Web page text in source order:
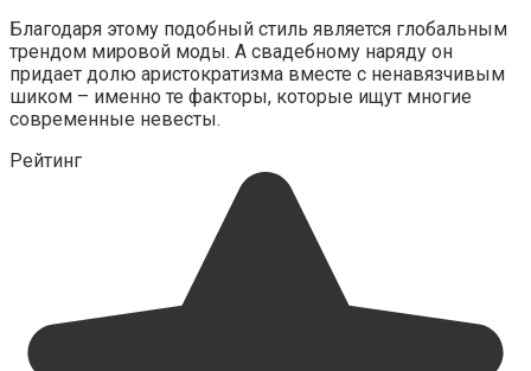
Благодаря этому подобный стиль является глобальным
трендом мировой моды. А свадебному наряду он
придает долю аристократизма вместе с ненавязчивым
шиком – именно те факторы, которые ищут многие
современные невесты.
Рейтинг